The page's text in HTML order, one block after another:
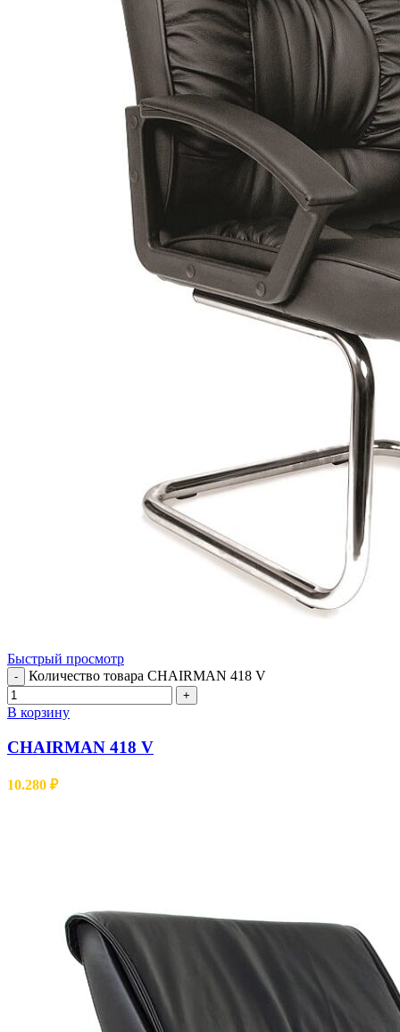
Быстрый просмотр
- Количество товара CHAIRMAN 418 V
+
В корзину
CHAIRMAN 418 V
10.280 ₽